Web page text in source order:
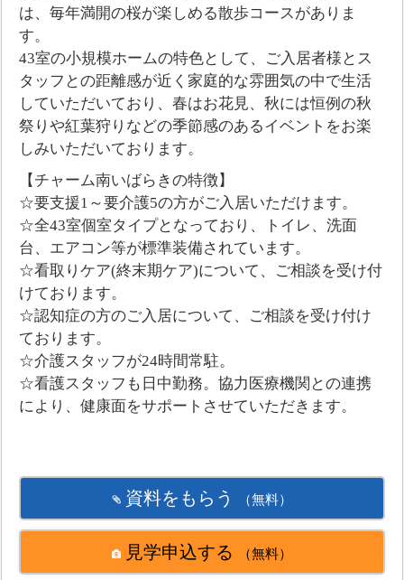
は、毎年満開の桜が楽しめる散歩コースがありま
す。
43室の小規模ホームの特色として、ご入居者様とス
タッフとの距離感が近く家庭的な雰囲気の中で生活
していただいており、春はお花見、秋には恒例の秋
祭りや紅葉狩りなどの季節感のあるイベントをお楽
しみいただいております。
【チャーム南いばらきの特徴】
☆要支援1～要介護5の方がご入居いただけます。
☆全43室個室タイプとなっており、トイレ、洗面
台、エアコン等が標準装備されています。
☆看取りケア(終末期ケア)について、ご相談を受け付
けております。
☆認知症の方のご入居について、ご相談を受け付け
ております。
☆介護スタッフが24時間常駐。
☆看護スタッフも日中勤務。協力医療機関との連携
により、健康面をサポートさせていただきます。
資料をもらう （無料）
見学申込する （無料）